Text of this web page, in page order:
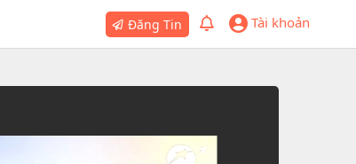
Đăng Tin Tài khoản